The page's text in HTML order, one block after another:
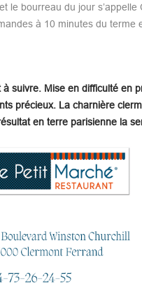
bourreau du jour
à 10 minutes du
suivre. Mise en difficulté en
précieux. La charnière
en terre parisienne la